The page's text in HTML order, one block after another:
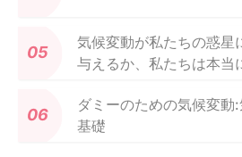
気候変動が私たちの惑星
与えるか、私たちは本当
ダミーのための気候変動
基礎